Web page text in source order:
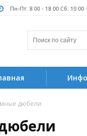
Пн-Пт: 8 00 - 18 00 Сб: 10
Инфо
дюбели